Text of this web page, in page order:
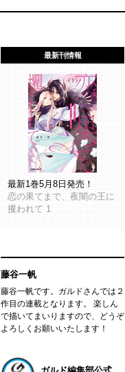
最新刊情報
最新1巻5月8日発売！
恋の果てまで、夜闇の王に
攫われて 1
藤谷一帆
藤谷一帆です。ガルドさんでは２
作目の連載となります。 楽しん
で描いてまいりますので、どうぞ
よろしくお願いいたします！
ガルド編集部公式